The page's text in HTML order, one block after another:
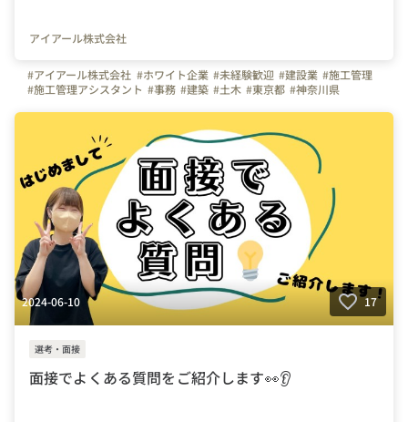
アイアール株式会社
#アイアール株式会社 #ホワイト企業 #未経験歓迎 #建設業 #施工管理
#施工管理アシスタント #事務 #建築 #土木 #東京都 #神奈川県
#新入社員研修 #新入社員研修懇親会
2024-06-10 17
選考・面接
面接でよくある質問をご紹介します👀👂